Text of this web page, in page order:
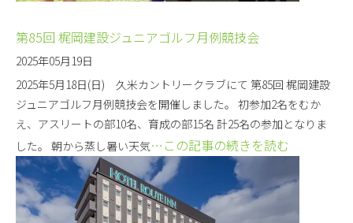
第85回 梶岡建設ジュニアゴルフ月例競技会
2025年05月19日
2025年5月18日(日) 久米カントリークラブにて 第85回 梶岡建設
ジュニアゴルフ月例競技会を開催しました。 初参加2名をむか
え、アスリートの部10名、育成の部15名 計25名の参加となりま
した。 朝から蒸し暑い天気…この記事の続きを読む